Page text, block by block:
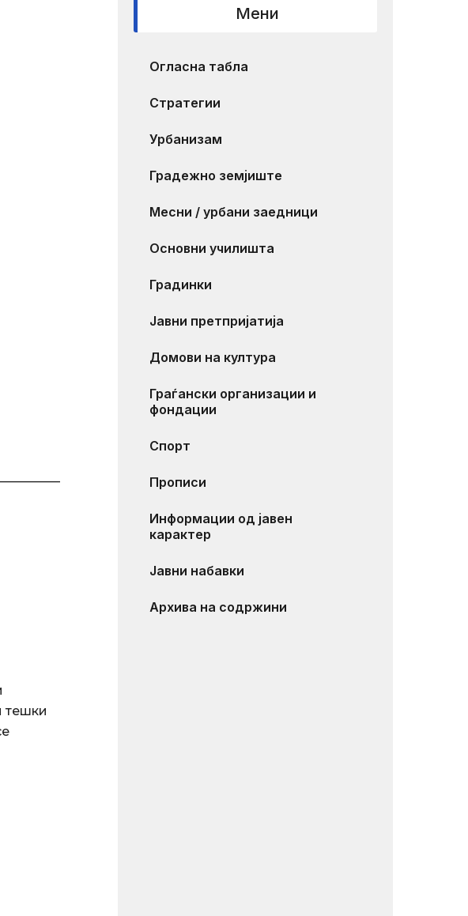
тешки
Мени
Огласна табла
Стратегии
Урбанизам
Градежно земјиште
Месни / урбани заедници
Основни училишта
Градинки
Јавни претпријатија
Домови на култура
Граѓански организации и
фондации
Спорт
Прописи
Информации од јавен
карактер
Јавни набавки
Архива на содржини